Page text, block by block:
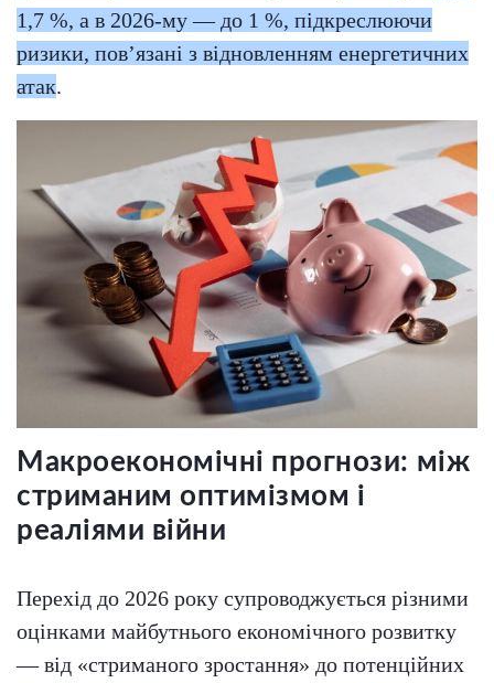
1,7 %, а в 2026-му — до 1 %, підкреслюючи
ризики, пов’язані з відновленням енергетичних
атак.
Макроекономічні прогнози: між
стриманим оптимізмом і
реаліями війни
Перехід до 2026 року супроводжується різними
оцінками майбутнього економічного розвитку
— від «стриманого зростання» до потенційних